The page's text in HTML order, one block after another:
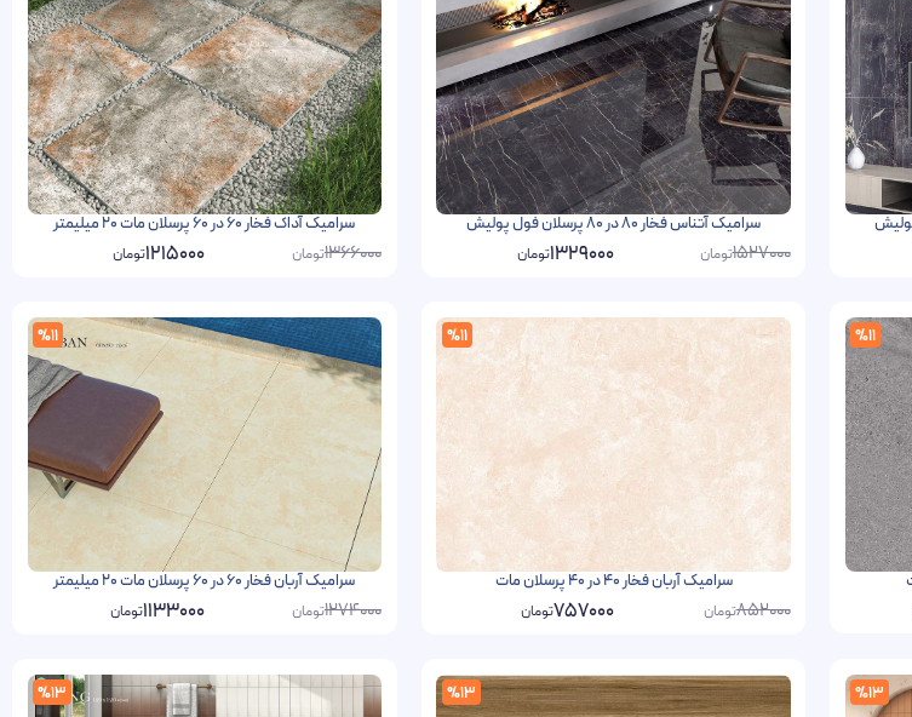
سرامیک آتناس فخار 80 در 80 پرسلان فول پولیش
1527000تومان 1329000تومان
سرامیک آداک فخار 60 در 60 پرسلان مات 20 میلیمتر
1366000تومان 1215000تومان
%11
%11
سرامیک آربان فخار 40 در 40 پرسلان مات
852000تومان 757000تومان
%11
سرامیک آربان فخار 60 در 60 پرسلان مات 20 میلیمتر
1274000تومان 1133000تومان
%13
%13
%13